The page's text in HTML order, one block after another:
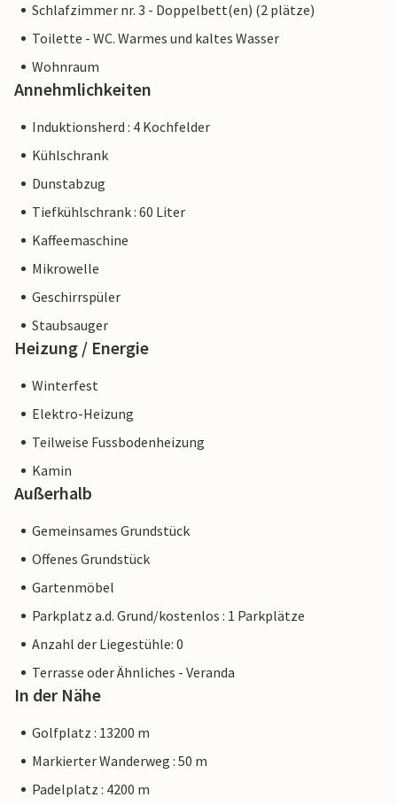
Schlafzimmer nr. 3 - Doppelbett(en) (2 plätze)
Toilette - WC. Warmes und kaltes Wasser
Wohnraum
Annehmlichkeiten
Induktionsherd : 4 Kochfelder
Kühlschrank
Dunstabzug
Tiefkühlschrank : 60 Liter
Kaffeemaschine
Mikrowelle
Geschirrspüler
Staubsauger
Heizung / Energie
Winterfest
Elektro-Heizung
Teilweise Fussbodenheizung
Kamin
Außerhalb
Gemeinsames Grundstück
Offenes Grundstück
Gartenmöbel
Parkplatz a.d. Grund/kostenlos : 1 Parkplätze
Anzahl der Liegestühle: 0
Terrasse oder Ähnliches - Veranda
In der Nähe
Golfplatz : 13200 m
Markierter Wanderweg : 50 m
Padelplatz : 4200 m